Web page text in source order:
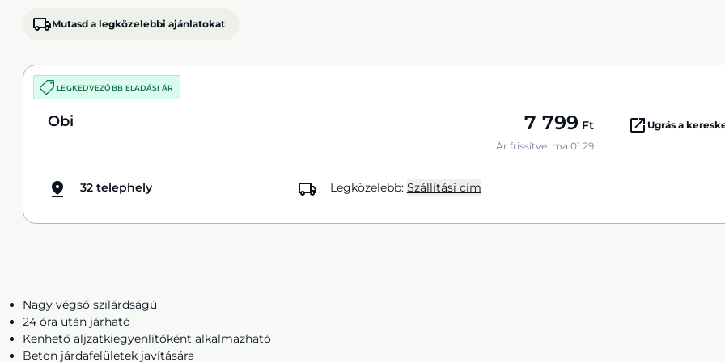
Mutasd a legközelebbi ajánlatokat
LEGKEDVEZŐBB ELADÁSI ÁR
Obi 7 799 Ft
Ár frissítve: ma 01:29
Ugrás a
32 telephely Legközelebb: Szállítási cím
Nagy végső szilárdságú
24 óra után járható
Kenhető aljzatkiegyenlítőként alkalmazható
Beton járdafelületek javítására